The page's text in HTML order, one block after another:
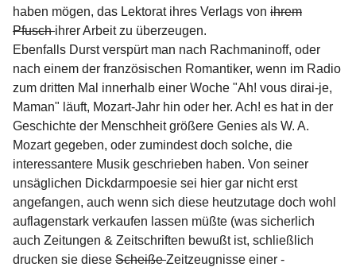
haben mögen, das Lektorat ihres Verlags von ihrem
Pfuschihrer Arbeit zu überzeugen.
Ebenfalls Durst verspürt man nach Rachmaninoff, oder
nach einem der französischen Romantiker, wenn im Radio
zum dritten Mal innerhalb einer Woche "Ah! vous dirai-je,
Maman" läuft, Mozart-Jahr hin oder her. Ach! es hat in der
Geschichte der Menschheit größere Genies als W. A.
Mozart gegeben, oder zumindest doch solche, die
interessantere Musik geschrieben haben. Von seiner
unsäglichen Dickdarmpoesie sei hier gar nicht erst
angefangen, auch wenn sich diese heutzutage doch wohl
auflagenstark verkaufen lassen müßte (was sicherlich
auch Zeitungen & Zeitschriften bewußt ist, schließlich
drucken sie diese ScheißeZeitzeugnisse einer -